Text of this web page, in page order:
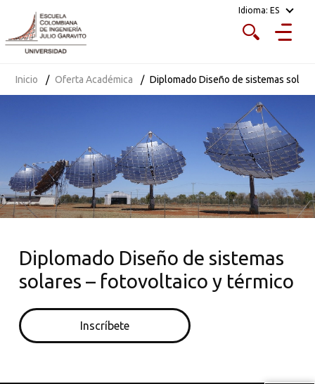
Idioma: ES
Inicio Oferta Académica Diplomado Diseño de sistemas
Diplomado Diseño de sistemas
solares – fotovoltaico y térmico
Inscríbete